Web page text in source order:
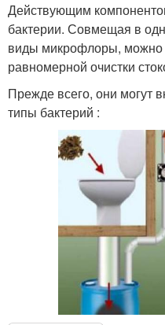
Действующим
бактерии. Совмещая в
виды микрофлоры, можно
равномерной очистки
Прежде всего, они могут
типы бактерий :